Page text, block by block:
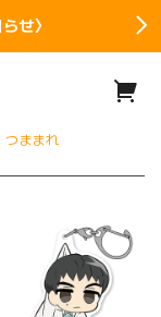
せ〉
つままれ